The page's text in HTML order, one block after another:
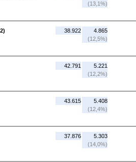
(13,1%)
38.922
4.865
(12,5%)
42.791
5.221
(12,2%)
43.615
5.408
(12,4%)
37.876
5.303
(14,0%)